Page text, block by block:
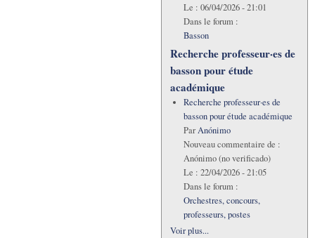
Le : 06/04/2026 - 21:01
Dans le forum :
Basson
Recherche professeur·es de
basson pour étude
académique
Recherche professeur·es de
basson pour étude académique
ParAnónimo
Nouveau commentaire de :
Anónimo (no verificado)
Le : 22/04/2026 - 21:05
Dans le forum :
Orchestres, concours,
professeurs, postes
Voir plus...